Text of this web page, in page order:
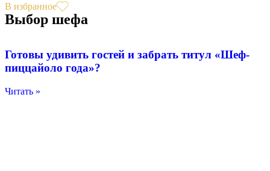
В избранное
Выбор шефа
Готовы удивить гостей и забрать титул «Шеф-
пиццайоло года»?
Читать »